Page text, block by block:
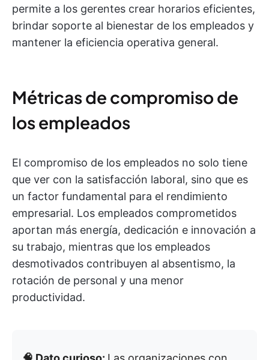
permite a los gerentes crear horarios eficientes,
brindar soporte al bienestar de los empleados y
mantener la eficiencia operativa general.
Métricas de compromiso de
los empleados
El compromiso de los empleados no solo tiene
que ver con la satisfacción laboral, sino que es
un factor fundamental para el rendimiento
empresarial. Los empleados comprometidos
aportan más energía, dedicación e innovación a
su trabajo, mientras que los empleados
desmotivados contribuyen al absentismo, la
rotación de personal y una menor
productividad.